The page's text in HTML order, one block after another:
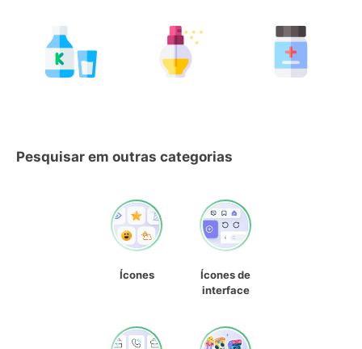
Pesquisar em outras categorias
Ícones
Ícones de
interface